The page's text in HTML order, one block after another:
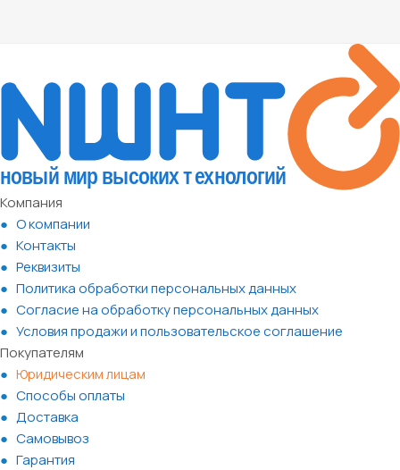
Компания
О компании
Контакты
Реквизиты
Политика обработки персональных данных
Согласие на обработку персональных данных
Условия продажи и пользовательское соглашение
Покупателям
Юридическим лицам
Способы оплаты
Доставка
Самовывоз
Гарантия